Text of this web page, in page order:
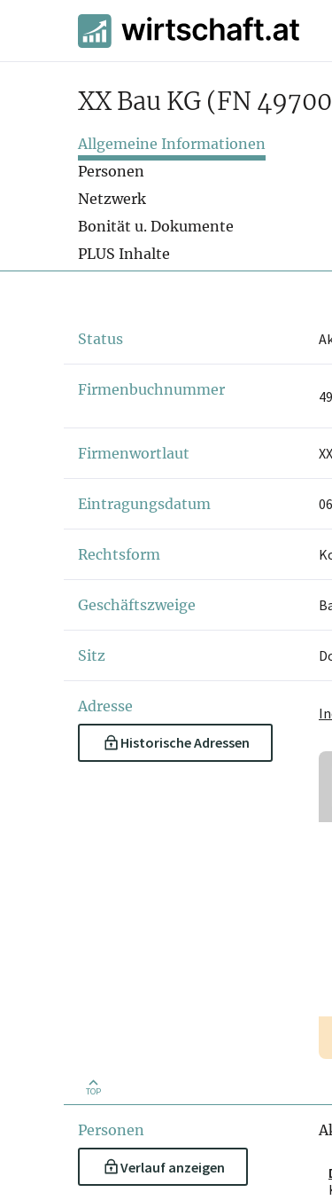
XX Bau KG (FN
Allgemeine Informationen
Personen
Netzwerk
Bonität u. Dokumente
PLUS Inhalte
Status
Firmenbuchnummer
Firmenwortlaut
Eintragungsdatum
Rechtsform
Geschäftszweige
Sitz
Adresse
Historische Adressen
TOP
Personen
Verlauf anzeigen